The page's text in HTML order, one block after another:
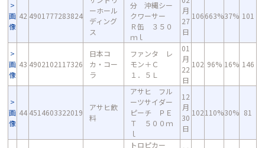
画
像
42 4901777283824
ーホール
ディング
ス
分 沖縄シー
クワーサー
Ｒ缶 ３５０
ｍｌ
月
27
日
106663%37% 101
画
像
43 4902102117326
日本コ
カ・コー
ラ
ファンタ レ
モン＋Ｃ
１．５Ｌ
01
月
22
日
102 96% 16% 146
画
像
44 4514603322019
アサヒ飲
料
アサヒ フル
ーツサイダー
ピーチ ＰＥ
Ｔ ５００ｍ
ｌ
12
月
30
日
102110%30% 81
トロピカー